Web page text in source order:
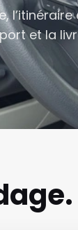
l’itinéraire
et la